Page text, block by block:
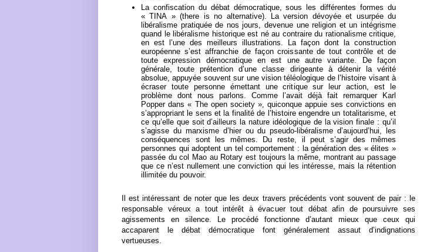
La confiscation du débat démocratique, sous les différentes formes du
« TINA » (there is no alternative). La version dévoyée et usurpée du
libéralisme pratiquée de nos jours, devenue une religion et un intégrisme
quand le libéralisme historique est né au contraire du rationalisme critique,
en est l’une des meilleurs illustrations. La façon dont la construction
européenne s’est affranchie de façon croissante de tout contrôle et de
toute expression démocratique en est une autre variante. De façon
générale, toute prétention d’une classe dirigeante à détenir la vérité
absolue, appuyée souvent sur une vision téléologique de l’histoire visant à
écraser toute personne émettant une critique sur leur action, est le
problème dont nous parlons. Comme l’avait déjà fait remarquer Karl
Popper dans « The open society », quiconque appuie ses convictions en
s’appropriant le sens et la finalité de l’histoire engendre un totalitarisme, et
ce qu’elle que soit d’ailleurs la nature idéologique de la vision finale : qu’il
s’agisse du marxisme d’hier ou du pseudo-libéralisme d’aujourd’hui, les
conséquences sont les mêmes. Du reste, il peut s’agir des mêmes
personnes qui adoptent un tel comportement : la génération des « élites »
passée du col Mao au Rotary est toujours la même, montrant au passage
que ce n’est nullement une conviction qui les intéresse, mais la rétention
illimitée du pouvoir.
Il est intéressant de noter que les deux travers précédents vont souvent de pair : le
responsable véreux a tout intérêt à évacuer tout débat afin de poursuivre ses
agissements en silence. Le procédé fonctionne d’autant mieux que ceux qui
accaparent le débat démocratique font généralement assaut d’indignations
vertueuses.